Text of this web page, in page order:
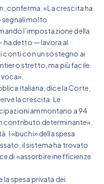
conferma. «La crescita ha
segnali molto
l’impostazione della
ha detto — lavora al
con un sostegno ai
stretto, ma più facile
italiana, dice la Corte,
la crescita. Le
ammontano a 94
contributo determinante».
I «buchi» della spesa
il sistema ha trovato
di «assorbire inefficienze
la spesa privata dei